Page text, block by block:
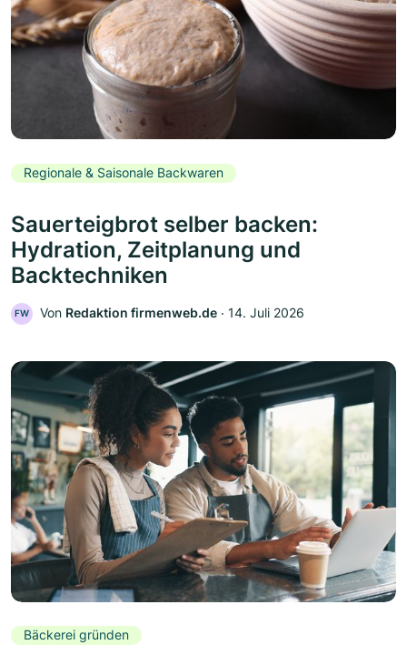
Regionale & Saisonale Backwaren
Sauerteigbrot selber backen:
Hydration, Zeitplanung und
Backtechniken
FW Von Redaktion firmenweb.de ‧ 14. Juli 2026
Bäckerei gründen